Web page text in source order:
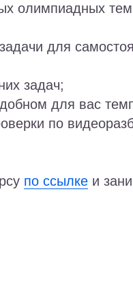
олимпиадных
для
задач;
для вас
по
по ссылке и